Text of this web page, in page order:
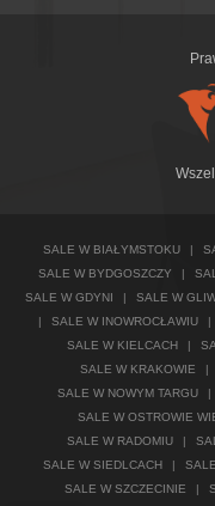
SALE W BIAŁYMSTOKU |
SALE W BYDGOSZCZY
|
SALE W GDYNI
| SALE W
|
SALE W INOWROCŁAWIU |
SALE W KIELCACH
|
SALE W KRAKOWIE
|
SALE W NOWYM TARGU
|
SALE W OSTROWIE
SALE W RADOMIU
|
SALE W SIEDLCACH
|
SALE W SZCZECINIE
|